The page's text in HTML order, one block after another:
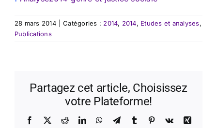
28 mars 2014 Catégories : 2014, 2014, Etudes et analyses,
Publications
Partagez cet article, Choisissez
votre Plateforme!
Facebook
X RedditLinkedInWhatsApp
TelegramTumblr Pinterest
Vk
Xing